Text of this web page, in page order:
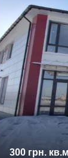
300 грн.